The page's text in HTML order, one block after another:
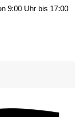
9:00 Uhr bis 17:00